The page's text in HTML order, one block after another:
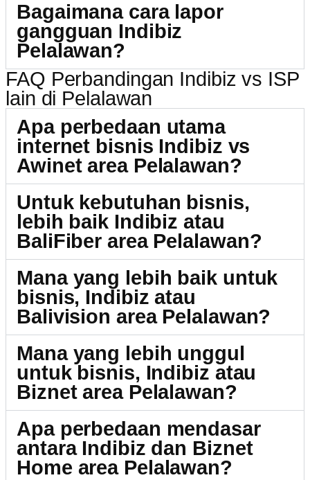
Bagaimana cara lapor
gangguan Indibiz
Pelalawan?
FAQ Perbandingan Indibiz vs ISP
lain di Pelalawan
Apa perbedaan utama
internet bisnis Indibiz vs
Awinet area Pelalawan?
Untuk kebutuhan bisnis,
lebih baik Indibiz atau
BaliFiber area Pelalawan?
Mana yang lebih baik untuk
bisnis, Indibiz atau
Balivision area Pelalawan?
Mana yang lebih unggul
untuk bisnis, Indibiz atau
Biznet area Pelalawan?
Apa perbedaan mendasar
antara Indibiz dan Biznet
Home area Pelalawan?